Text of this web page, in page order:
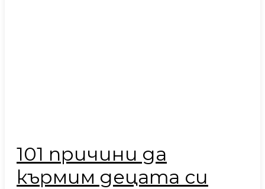
101 причини да
кърмим децата си